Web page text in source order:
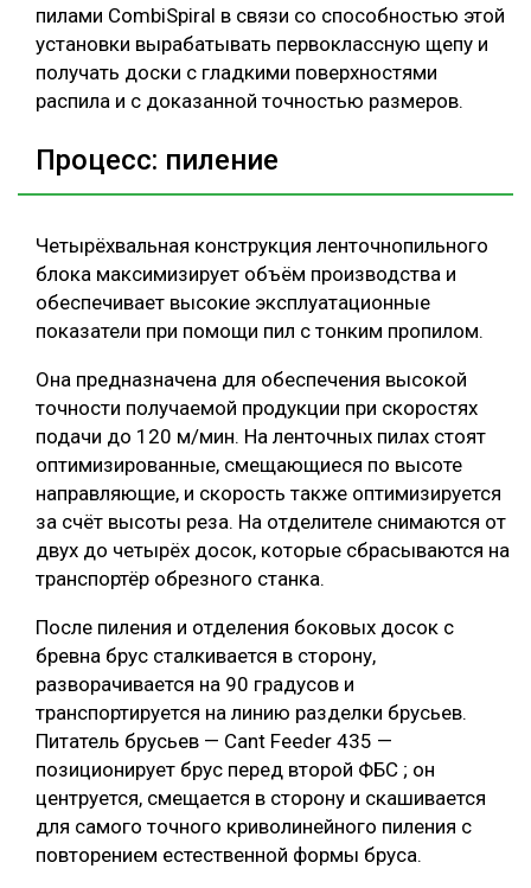
пилами CombiSpiral в связи со способностью этой
установки вырабатывать первоклассную щепу и
получать доски с гладкими поверхностями
распила и с доказанной точностью размеров.
Процесс: пиление
Четырёхвальная конструкция ленточнопильного
блока максимизирует объём производства и
обеспечивает высокие эксплуатационные
показатели при помощи пил с тонким пропилом.
Она предназначена для обеспечения высокой
точности получаемой продукции при скоростях
подачи до 120 м/мин. На ленточных пилах стоят
оптимизированные, смещающиеся по высоте
направляющие, и скорость также оптимизируется
за счёт высоты реза. На отделителе снимаются от
двух до четырёх досок, которые сбрасываются на
транспортёр обрезного станка.
После пиления и отделения боковых досок с
бревна брус сталкивается в сторону,
разворачивается на 90 градусов и
транспортируется на линию разделки брусьев.
Питатель брусьев — Cant Feeder 435 —
позиционирует брус перед второй ФБС ; он
центруется, смещается в сторону и скашивается
для самого точного криволинейного пиления с
повторением естественной формы бруса.